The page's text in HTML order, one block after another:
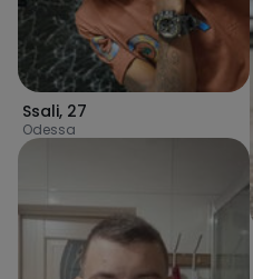
Ssali, 27
Odessa